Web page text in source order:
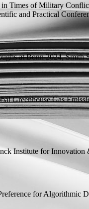
Times of Military
and Practical
at Bonn 2024,Smith
Greenhouse Gas
Institute for Innovation
for Algorithmic